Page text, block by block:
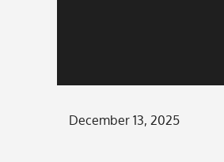
Posted
December 13, 2025